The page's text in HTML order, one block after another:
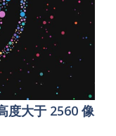
度大于 2560 像